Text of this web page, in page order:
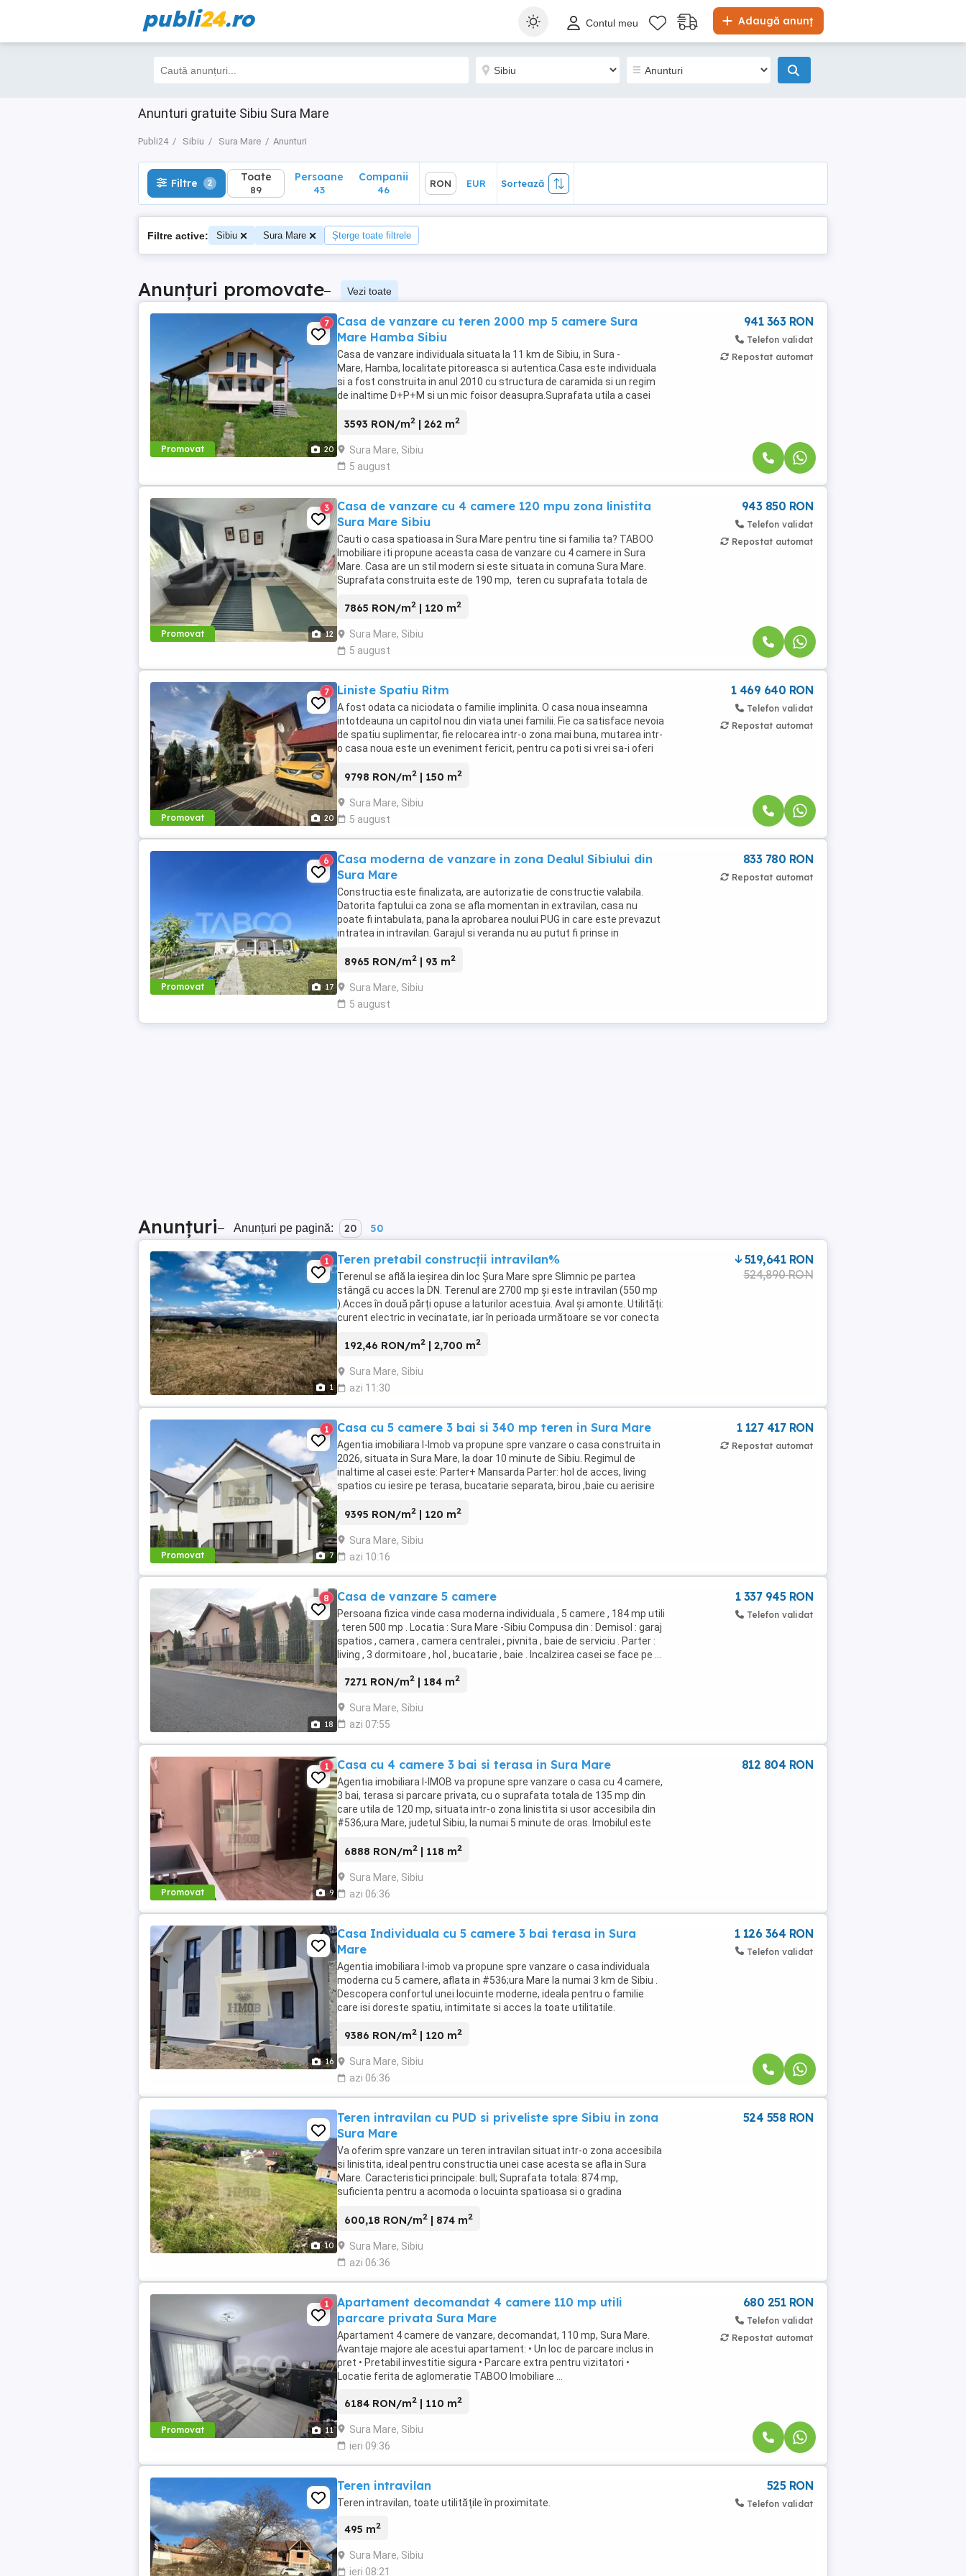
publi24.ro Adaugă anunț
Contul meu
Anunturi gratuite Sibiu Sura Mare
Publi24 Sibiu Sura Mare Anunturi
Filtre 2 Toate
89
Sortează
Filtre 2 Toate
89
Persoane
43
Companii
46
RON EUR Sortează
Filtre active: Sibiu Sura Mare Șterge toate filtrele
Anunțuri promovate– Vezi toate
Promovat 20
7
Casa de vanzare cu teren 2000 mp 5 camere Sura
Mare Hamba Sibiu
Casa de vanzare individuala situata la 11 km de Sibiu, in Sura -
Mare, Hamba, localitate pitoreasca si autentica.Casa este individuala
si a fost construita in anul 2010 cu structura de caramida si un regim
de inaltime D+P+M si un mic foisor deasupra.Suprafata utila a casei
3593 RON/m2 | 262 m2
Sura Mare, Sibiu
5 august
941 363 RON
Telefon validat
Repostat automat
Promovat 12
3
Casa de vanzare cu 4 camere 120 mpu zona linistita
Sura Mare Sibiu
Cauti o casa spatioasa in Sura Mare pentru tine si familia ta? TABOO
Imobiliare iti propune aceasta casa de vanzare cu 4 camere in Sura
Mare. Casa are un stil modern si este situata in comuna Sura Mare.
Suprafata construita este de 190 mp, teren cu suprafata totala de
7865 RON/m2 | 120 m2
Sura Mare, Sibiu
5 august
943 850 RON
Telefon validat
Repostat automat
Promovat 20
7 Liniste Spatiu Ritm
A fost odata ca niciodata o familie implinita. O casa noua inseamna
intotdeauna un capitol nou din viata unei familii. Fie ca satisface nevoia
de spatiu suplimentar, fie relocarea intr-o zona mai buna, mutarea intr-
o casa noua este un eveniment fericit, pentru ca poti si vrei sa-i oferi
9798 RON/m2 | 150 m2
Sura Mare, Sibiu
5 august
1 469 640 RON
Telefon validat
Repostat automat
Promovat 17
6
Casa moderna de vanzare in zona Dealul Sibiului din
Sura Mare
Constructia este finalizata, are autorizatie de constructie valabila.
Datorita faptului ca zona se afla momentan in extravilan, casa nu
poate fi intabulata, pana la aprobarea noului PUG in care este prevazut
intratea in intravilan. Garajul si veranda nu au putut fi prinse in
8965 RON/m2 | 93 m2
Sura Mare, Sibiu
5 august
833 780 RON
Repostat automat
Anunțuri– Anunțuri pe pagină: 20 50
1
1 Teren pretabil construcții intravilan%
Terenul se află la ieșirea din loc Șura Mare spre Slimnic pe partea
stângă cu acces la DN. Terenul are 2700 mp și este intravilan (550 mp
).Acces în două părți opuse a laturilor acestuia. Aval și amonte. Utilități:
curent electric in vecinatate, iar în perioada următoare se vor conecta
192,46 RON/m2 | 2,700 m2
Sura Mare, Sibiu
azi 11:30
519,641 RON
524,890 RON
Promovat 7
1 Casa cu 5 camere 3 bai si 340 mp teren in Sura Mare
Agentia imobiliara I-Imob va propune spre vanzare o casa construita in
2026, situata in Sura Mare, la doar 10 minute de Sibiu. Regimul de
inaltime al casei este: Parter+ Mansarda Parter: hol de acces, living
spatios cu iesire pe terasa, bucatarie separata, birou ,baie cu aerisire
9395 RON/m2 | 120 m2
Sura Mare, Sibiu
azi 10:16
1 127 417 RON
Repostat automat
18
8 Casa de vanzare 5 camere
Persoana fizica vinde casa moderna individuala , 5 camere , 184 mp utili
, teren 500 mp . Locatia : Sura Mare -Sibiu Compusa din : Demisol : garaj
spatios , camera , camera centralei , pivnita , baie de serviciu . Parter :
living , 3 dormitoare , hol , bucatarie , baie . Incalzirea casei se face pe ...
7271 RON/m2 | 184 m2
Sura Mare, Sibiu
azi 07:55
1 337 945 RON
Telefon validat
Promovat 9
1 Casa cu 4 camere 3 bai si terasa in Sura Mare
Agentia imobiliara I-IMOB va propune spre vanzare o casa cu 4 camere,
3 bai, terasa si parcare privata, cu o suprafata totala de 135 mp din
care utila de 120 mp, situata intr-o zona linistita si usor accesibila din
#536;ura Mare, judetul Sibiu, la numai 5 minute de oras. Imobilul este
6888 RON/m2 | 118 m2
Sura Mare, Sibiu
azi 06:36
812 804 RON
16
Casa Individuala cu 5 camere 3 bai terasa in Sura
Mare
Agentia imobiliara I-imob va propune spre vanzare o casa individuala
moderna cu 5 camere, aflata in #536;ura Mare la numai 3 km de Sibiu .
Descopera confortul unei locuinte moderne, ideala pentru o familie
care isi doreste spatiu, intimitate si acces la toate utilitatile.
9386 RON/m2 | 120 m2
Sura Mare, Sibiu
azi 06:36
1 126 364 RON
Telefon validat
10
Teren intravilan cu PUD si priveliste spre Sibiu in zona
Sura Mare
Va oferim spre vanzare un teren intravilan situat intr-o zona accesibila
si linistita, ideal pentru constructia unei case acesta se afla in Sura
Mare. Caracteristici principale: bull; Suprafata totala: 874 mp,
suficienta pentru a acomoda o locuinta spatioasa si o gradina
600,18 RON/m2 | 874 m2
Sura Mare, Sibiu
azi 06:36
524 558 RON
Promovat 11
1
Apartament decomandat 4 camere 110 mp utili
parcare privata Sura Mare
Apartament 4 camere de vanzare, decomandat, 110 mp, Sura Mare.
Avantaje majore ale acestui apartament: • Un loc de parcare inclus in
pret • Pretabil investitie sigura • Parcare extra pentru vizitatori •
Locatie ferita de aglomeratie TABOO Imobiliare ...
6184 RON/m2 | 110 m2
Sura Mare, Sibiu
ieri 09:36
680 251 RON
Telefon validat
Repostat automat
Teren intravilan
Teren intravilan, toate utilitățile în proximitate.
495 m2
Sura Mare, Sibiu
ieri 08:21
525 RON
Telefon validat